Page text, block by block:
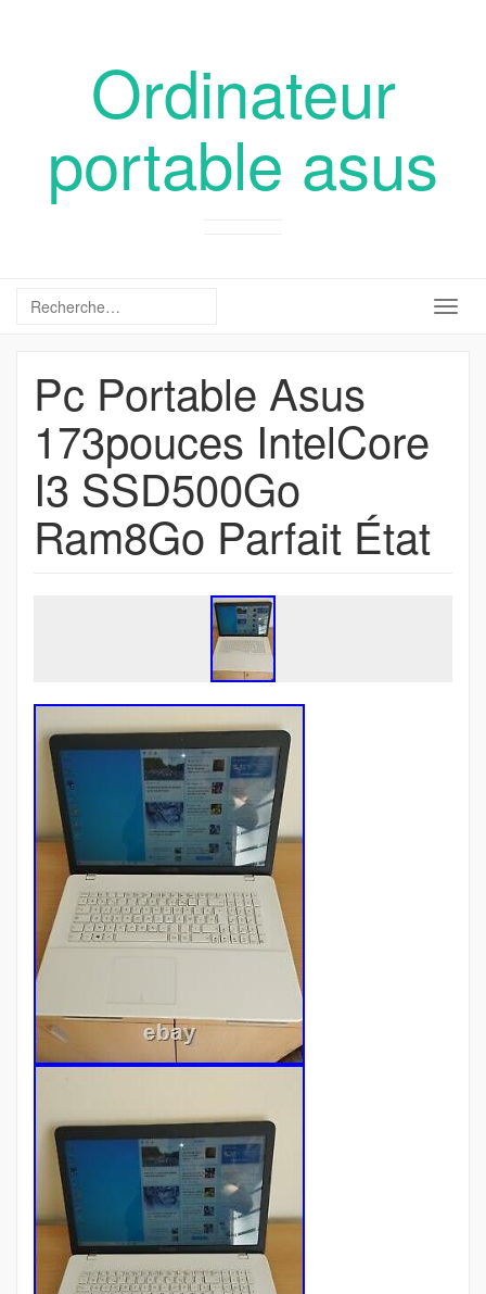
Ordinateur
portable asus
Pc Portable Asus
173pouces IntelCore
I3 SSD500Go
Ram8Go Parfait État